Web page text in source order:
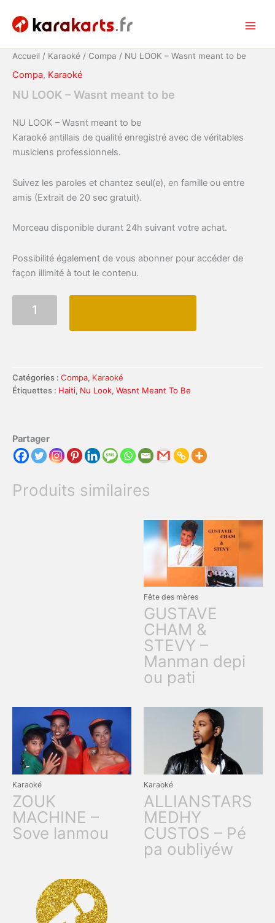
contenu
Accueil / Karaoké / Compa / NU LOOK – Wasnt meant to be
Compa, Karaoké
NU LOOK – Wasnt meant to be
NU LOOK – Wasnt meant to be
Karaoké antillais de qualité enregistré avec de véritables
musiciens professionnels.
Suivez les paroles et chantez seul(e), en famille ou entre
amis (Extrait de 20 sec gratuit).
Morceau disponible durant 24h suivant votre achat.
Possibilité également de vous abonner pour accéder de
façon illimité à tout le contenu.
NU
meant
to
Catégories : Compa, Karaoké
Étiquettes : Haiti, Nu Look, Wasnt Meant To Be
Partager
Produits similaires
Fête des mères
GUSTAVE
CHAM &
STEVY –
Manman depi
ou pati
Karaoké
ZOUK
MACHINE –
Sove lanmou
Karaoké
ALLIANSTARS
MEDHY
CUSTOS – Pé
pa oubliyéw